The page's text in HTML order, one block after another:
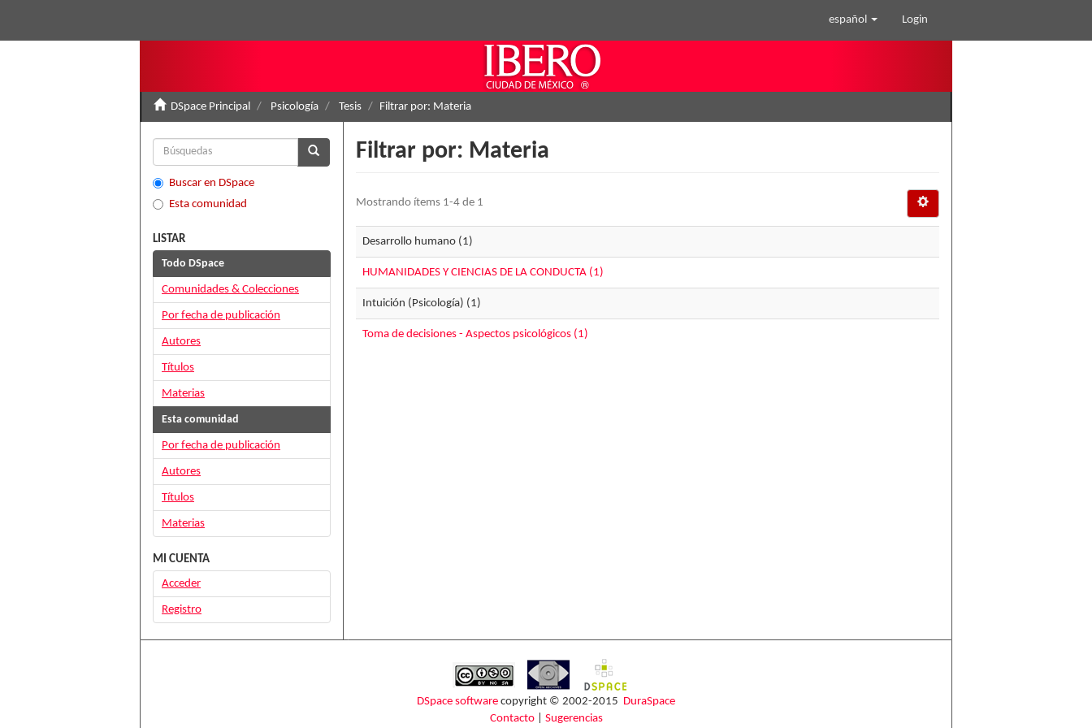
español Login
DSpace Principal Psicología Tesis Filtrar por: Materia
Filtrar por: Materia
Mostrando ítems 1-4 de 1
Desarrollo humano (1)
HUMANIDADES Y CIENCIAS DE LA CONDUCTA (1)
Intuición (Psicología) (1)
Toma de decisiones - Aspectos psicológicos (1)
Buscar en DSpace
Esta comunidad
LISTAR
Todo DSpace
Comunidades & Colecciones
Por fecha de publicación
Autores
Títulos
Materias
Esta comunidad
Por fecha de publicación
Autores
Títulos
Materias
MI CUENTA
Acceder
Registro
DSpace software copyright © 2002-2015 DuraSpace
Contacto| Sugerencias